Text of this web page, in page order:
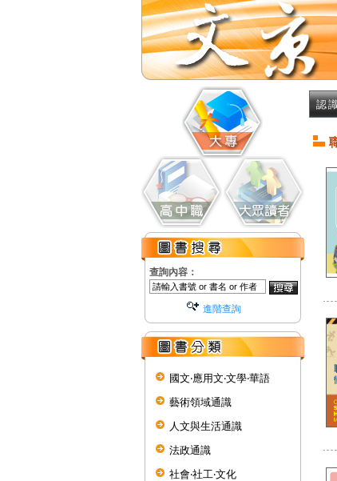
查詢內容：
進階查詢
國文‧應用文‧文學‧華語
藝術領域通識
人文與生活通識
法政通識
社會‧社工‧文化
認